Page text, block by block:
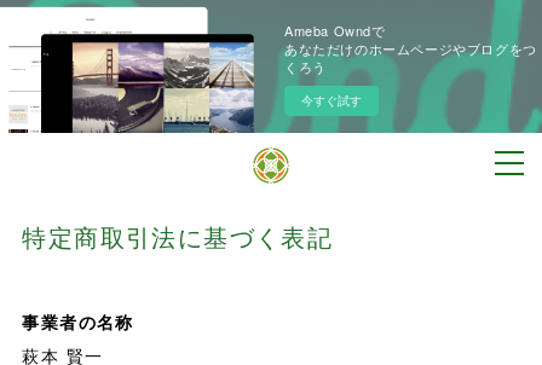
Ameba Owndで
あなただけのホームページやブログをつ
くろう
今すぐ試す
特定商取引法に基づく表記
事業者の名称
萩本 賢一